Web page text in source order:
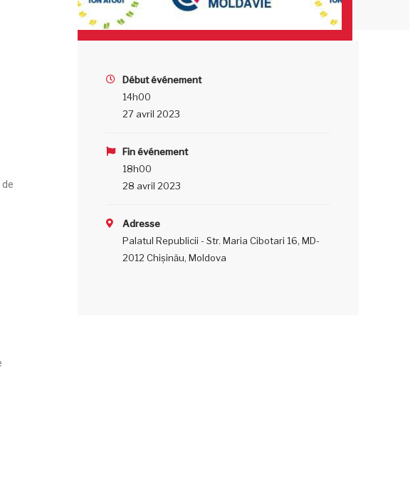
Début événement
14h00
27 avril 2023
Fin événement
18h00
28 avril 2023
Adresse
Palatul Republicii - Str. Maria Cibotari 16, MD-
2012 Chișinău, Moldova